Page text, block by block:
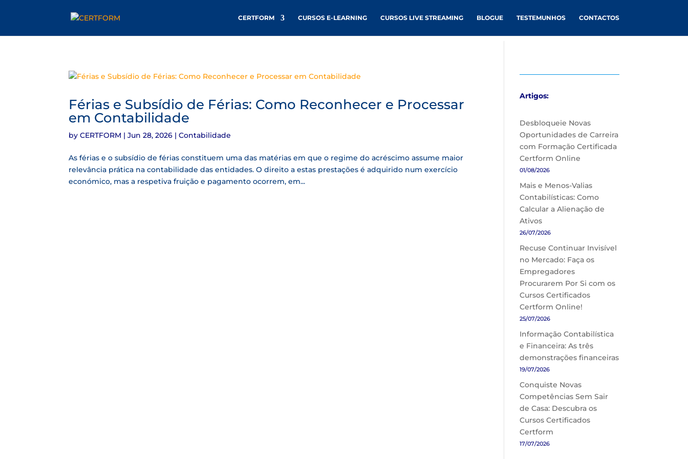
CERTFORM CURSOS E-LEARNING CURSOS LIVE STREAMING BLOGUE TESTEMUNHOS CONTACTOS
Férias e Subsídio de Férias: Como Reconhecer e Processar
em Contabilidade
byCERTFORM |Jun 28, 2026 |Contabilidade
As férias e o subsídio de férias constituem uma das matérias em que o regime do acréscimo assume maior
relevância prática na contabilidade das entidades. O direito a estas prestações é adquirido num exercício
económico, mas a respetiva fruição e pagamento ocorrem, em...
Artigos:
Desbloqueie Novas
Oportunidades de Carreira
com Formação Certificada
Certform Online
01/08/2026
Mais e Menos-Valias
Contabilísticas: Como
Calcular a Alienação de
Ativos
26/07/2026
Recuse Continuar Invisível
no Mercado: Faça os
Empregadores
Procurarem Por Si com os
Cursos Certificados
Certform Online!
25/07/2026
Informação Contabilística
e Financeira: As três
demonstrações financeiras
19/07/2026
Conquiste Novas
Competências Sem Sair
de Casa: Descubra os
Cursos Certificados
Certform
17/07/2026